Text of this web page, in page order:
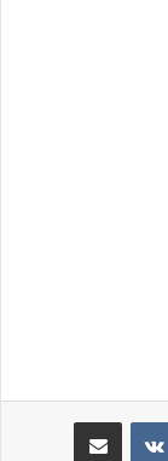
مشاركة عبر البريد